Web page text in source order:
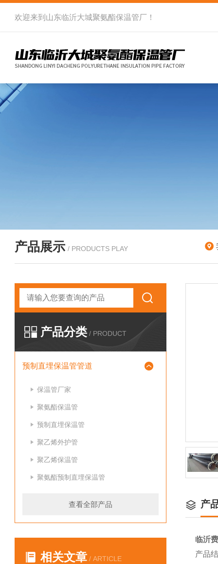
欢迎来到 山东临沂大城聚氨酯保温管厂 ！
产品展示 / PRODUCTS PLAY
产品分类 / PRODUCT
预制直埋保温管管道
保温管厂家
聚氨酯保温管
预制直埋保温管
聚乙烯外护管
聚乙烯保温管
聚氨酯预制直埋保温管
查看全部产品
相关文章 / ARTICLE
产
临沂
产品